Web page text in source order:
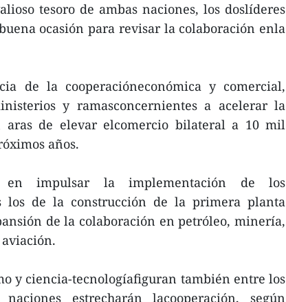
tesoro de ambas naciones, los doslíderes
ocasión para revisar la colaboración enla
de la cooperacióneconómica y comercial,
y ramasconcernientes a acelerar la
aras de elevar elcomercio bilateral a 10 mil
años.
en impulsar la implementación de los
los de la construcción de la primera planta
de la colaboración en petróleo, minería,
y ciencia-tecnologíafiguran también entre los
estrecharán lacooperación, según